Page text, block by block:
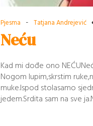
Pjesma - Tatjana Andrejević
Neću
Kad mi dođe ono
Nogom lupim,skrstim
muke.Ispod stolasamo
jedem.Srdita sam na sve